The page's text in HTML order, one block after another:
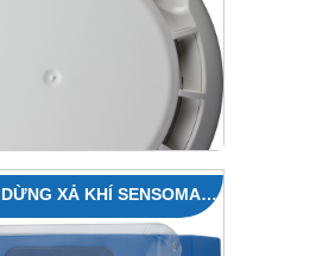
XẢ KHÍ SENSOMAG
MHB50